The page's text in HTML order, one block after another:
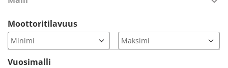
Moottoritilavuus
Vuosimalli